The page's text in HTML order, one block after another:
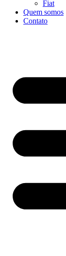
Fiat
Quem somos
Contato